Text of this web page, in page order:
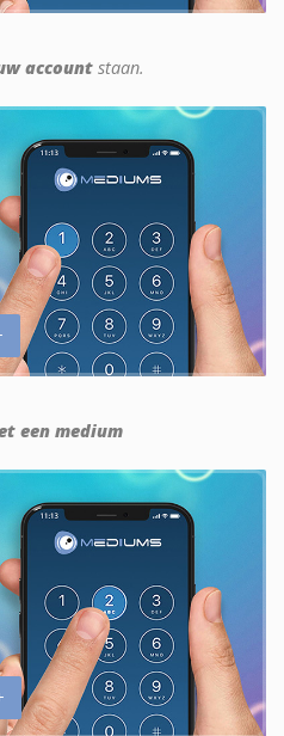
account staan.
een medium